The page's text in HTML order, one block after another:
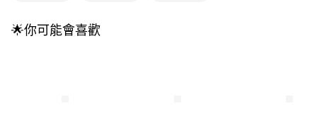
帳／街口支付／iPASS MONEY」等通路繳費。
7-11取貨付款
🌟你可能會喜歡